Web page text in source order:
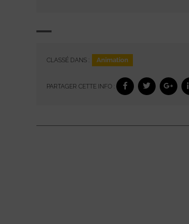
CLASSÉ DANS : Animation
PARTAGER CETTE INFO :